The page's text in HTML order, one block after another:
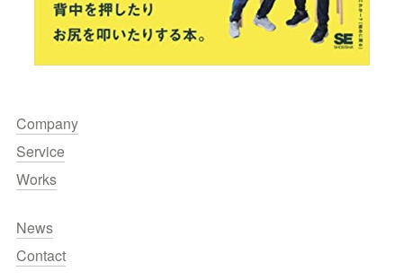
Company
Service
Works
News
Contact